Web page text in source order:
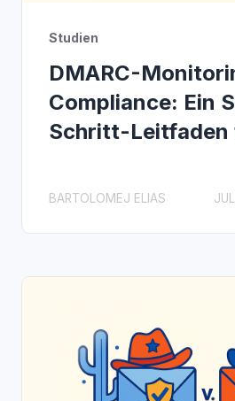
Studien
DMARC-
Compliance: Ein
Schritt-Leitfaden
BARTOLOMEJ ELIAS